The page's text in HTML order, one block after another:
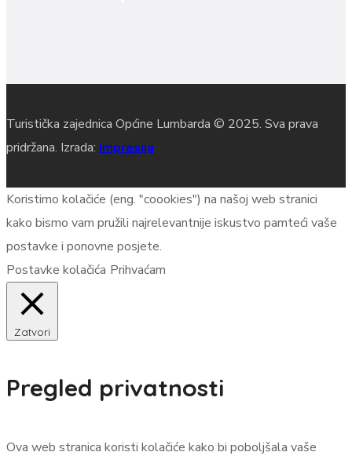
Turistička zajednica Općine Lumbarda © 2025. Sva prava
pridržana. Izrada: Impresija
Koristimo kolačiće (eng. "coookies") na našoj web stranici
kako bismo vam pružili najrelevantnije iskustvo pamteći vaše
postavke i ponovne posjete.
Postavke kolačića Prihvaćam
Zatvori
Pregled privatnosti
Ova web stranica koristi kolačiće kako bi poboljšala vaše